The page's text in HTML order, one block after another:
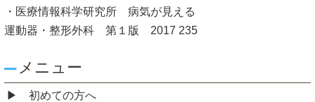
・医療情報科学研究所 病気が見える
運動器・整形外科 第１版 2017 235
メニュー
初めての方へ